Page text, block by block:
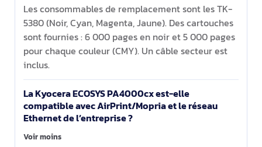
Les consommables de remplacement sont les TK-
5380 (Noir, Cyan, Magenta, Jaune). Des cartouches
sont fournies : 6 000 pages en noir et 5 000 pages
pour chaque couleur (CMY). Un câble secteur est
inclus.
La Kyocera ECOSYS PA4000cx est-elle
compatible avec AirPrint/Mopria et le réseau
Ethernet de l’entreprise ?
Voir moins